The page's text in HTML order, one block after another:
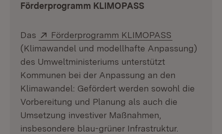
Förderprogramm KLIMOPASS
Das Extern:
Förderprogramm KLIMOPASS
(Klimawandel und modellhafte Anpassung)
des Umweltministeriums unterstützt
Kommunen bei der Anpassung an den
Klimawandel: Gefördert werden sowohl die
Vorbereitung und Planung als auch die
Umsetzung investiver Maßnahmen,
insbesondere blau-grüner Infrastruktur.